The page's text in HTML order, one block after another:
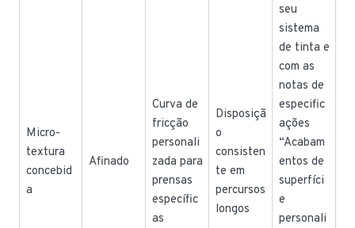
Micro-
textura
concebid
a
Afinado
Curva de
fricção
personali
zada para
prensas
específic
as
Disposiçã
o
consisten
te em
percursos
longos
seu
sistema
de tinta e
com as
notas de
especific
ações
“Acabam
entos de
superfíci
e
personali